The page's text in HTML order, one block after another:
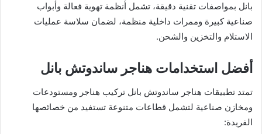
بانل بمواصفات تقنية دقيقة، تشمل أنظمة تهوية فعالة وأبواب
صناعية كبيرة وممرات داخلية منظمة، لضمان سلاسة عمليات
الاستلام والتخزين والشحن.
أفضل استخدامات هناجر ساندوتش بانل
تمتد تطبيقات هناجر ساندوتش بانل تركيب هناجر ومستودعات
ومخازن صناعية لتشمل قطاعات متنوعة تستفيد من خصائصها
الفريدة: